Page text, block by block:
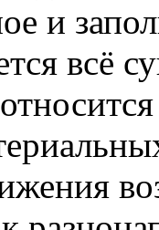
и
всё